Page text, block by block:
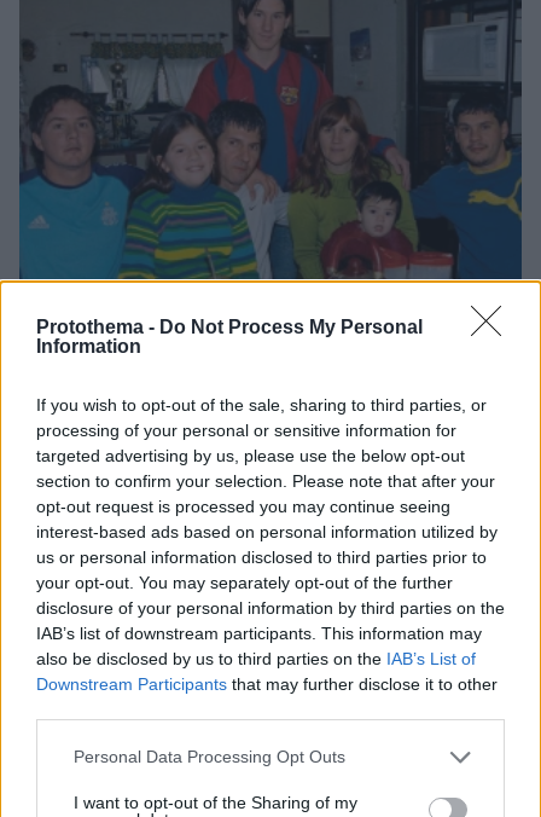
Protothema - Do Not Process My Personal
Information
If you wish to opt-out of the sale, sharing to third parties, or
processing of your personal or sensitive information for
targeted advertising by us, please use the below opt-out
section to confirm your selection. Please note that after your
opt-out request is processed you may continue seeing
interest-based ads based on personal information utilized by
us or personal information disclosed to third parties prior to
your opt-out. You may separately opt-out of the further
disclosure of your personal information by third parties on the
IAB’s list of downstream participants. This information may
also be disclosed by us to third parties on the IAB’s List of
Downstream Participants that may further disclose it to other
Please note that this website/app uses one or more Google
not limited to your visit or usage behaviour. You may click to
Personal Data Processing Opt Outs
I want to opt-out of the Sharing of my
Χόρχε Μέσι: Ο εργάτης από το Ροσάριο που πήρε
τον 13χρονο Λιονέλ από το χέρι και άλλαξε την
ιστορία του ποδοσφαίρου με μια υπογραφή σε...
χαρτοπετσέτα
08.08.2026, 21:43